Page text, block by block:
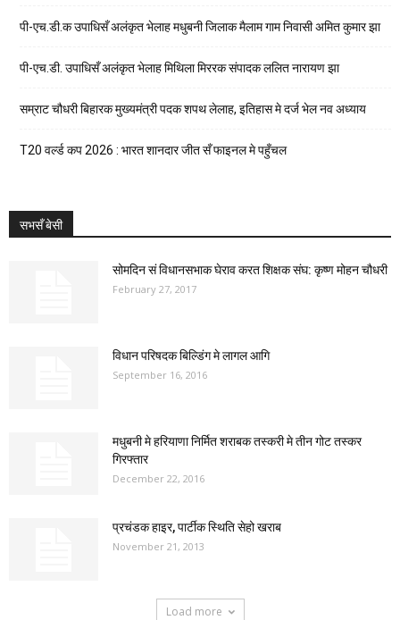
पी-एच.डी.क उपाधिसँ अलंकृत भेलाह मधुबनी जिलाक मैलाम गाम निवासी अमित कुमार झा
पी-एच.डी. उपाधिसँ अलंकृत भेलाह मिथिला मिररक संपादक ललित नारायण झा
सम्राट चौधरी बिहारक मुख्यमंत्री पदक शपथ लेलाह, इतिहास मे दर्ज भेल नव अध्याय
T20 वर्ल्ड कप 2026 : भारत शानदार जीत सँ फाइनल मे पहुँचल
सभसँ बेसी
सोमदिन सं विधानसभाक घेराव करत शिक्षक संघ: कृष्ण मोहन चौधरी
February 27, 2017
विधान परिषदक बिल्डिंग मे लागल आगि
September 16, 2016
मधुबनी मे हरियाणा निर्मित शराबक तस्करी मे तीन गोट तस्कर
गिरफ्तार
December 22, 2016
प्रचंडक हाइर, पार्टीक स्थिति सेहो खराब
November 21, 2013
Load more